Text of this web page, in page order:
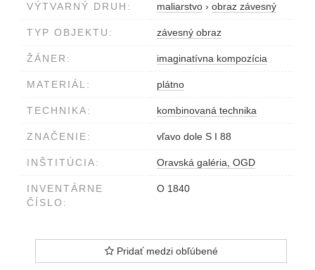
VÝTVARNÝ DRUH: maliarstvo › obraz závesný
TYP OBJEKTU: závesný obraz
ŽÁNER: imaginatívna kompozícia
MATERIÁL: plátno
TECHNIKA: kombinovaná technika
ZNAČENIE: vľavo dole S I 88
INŠTITÚCIA: Oravská galéria, OGD
INVENTÁRNE
ČÍSLO:
O 1840
Pridať medzi obľúbené